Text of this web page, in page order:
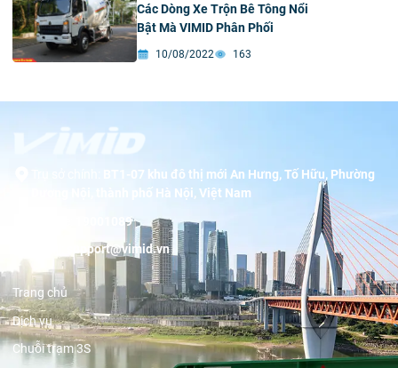
Các Dòng Xe Trộn Bê Tông Nổi
Bật Mà VIMID Phân Phối
10/08/2022 163
BT1-07 khu đô thị mới An Hưng, Tố Hữu, Phường
Dương Nội, thành phố Hà Nội, Việt Nam
19001089
support@vimid.vn
Trang chủ
Dịch vụ
Chuỗi trạm 3S